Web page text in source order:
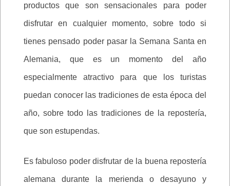
productos que son sensacionales para poder
disfrutar en cualquier momento, sobre todo si
tienes pensado poder pasar la Semana Santa en
Alemania, que es un momento del año
especialmente atractivo para que los turistas
puedan conocer las tradiciones de esta época del
año, sobre todo las tradiciones de la repostería,
que son estupendas.
Es fabuloso poder disfrutar de la buena repostería
alemana durante la merienda o desayuno y